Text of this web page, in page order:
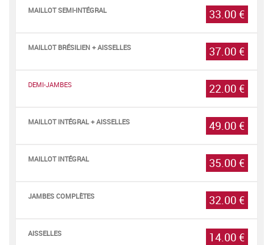
33.00 €
MAILLOT SEMI-INTÉGRAL
37.00 €
MAILLOT BRÉSILIEN +AISSELLES
22.00 €
DEMI-JAMBES
49.00 €
MAILLOT INTÉGRAL + AISSELLES
35.00 €
MAILLOT INTÉGRAL
32.00 €
JAMBES COMPLÈTES
14.00 €
AISSELLES